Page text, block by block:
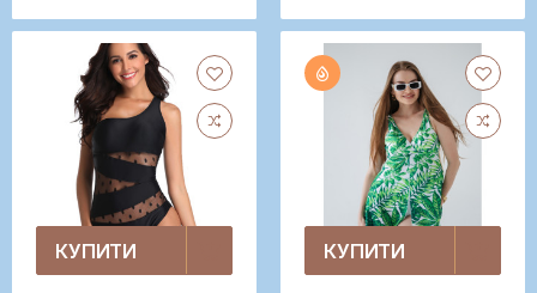
КУПИТИ КУПИТИ